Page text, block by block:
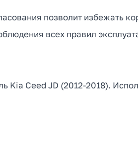
позволит избежать
всех правил
Kia Ceed JD (2012-2018).